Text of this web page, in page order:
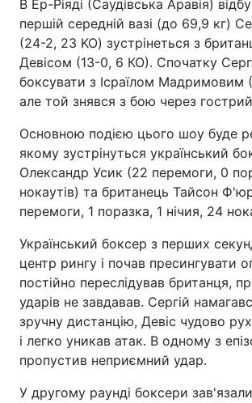
В Ер-Ріяді (Саудівська Аравія)
першій середній вазі (до 69,9 кг)
(24-2, 23 KO) зустрінеться з
Девісом (13-0, 6 КО). Спочатку
боксувати з Ісраїлом Мадримовим
але той знявся з бою через гострий
Основною подією цього шоу буде
якому зустрінуться український
Олександр Усик (22 перемоги, 0
нокаутів) та британець Тайсон
перемоги, 1 поразка, 1 нічия, 24
Український боксер з перших
центр рингу і почав пресингувати
постійно переслідував британця,
ударів не завдавав. Сергій
зручну дистанцію, Девіс чудово
і легко уникав атак. В одному з
пропустив неприємний удар.
У другому раунді боксери